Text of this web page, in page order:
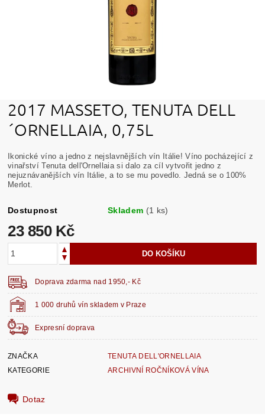
2017 MASSETO, TENUTA DELL
´ORNELLAIA, 0,75L
Ikonické víno a jedno z nejslavnějších vín Itálie! Víno pocházející z
vinařství Tenuta dell'Ornellaia si dalo za cíl vytvořit jedno z
nejuznávanějších vín Itálie, a to se mu povedlo. Jedná se o 100%
Merlot.
Dostupnost Skladem (1 ks)
23 850 Kč
1 000 druhů vín skladem v Praze
Expresní doprava
Doprava zdarma nad 1950,- Kč
ZNAČKA
TENUTA DELL'ORNELLAIA
KATEGORIE
ARCHIVNÍ ROČNÍKOVÁ VÍNA
Dotaz